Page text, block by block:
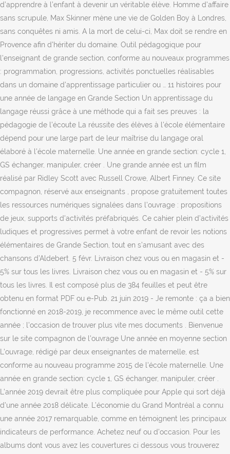
d’apprendre à l’enfant à devenir un véritable élève. Homme d'affaire
sans scrupule, Max Skinner mène une vie de Golden Boy à Londres,
sans conquêtes ni amis. A la mort de celui-ci, Max doit se rendre en
Provence afin d'hériter du domaine. Outil pédagogique pour
l'enseignant de grande section, conforme au nouveaux programmes
: programmation, progressions, activités ponctuelles réalisables
dans un domaine d'apprentissage particulier ou … 11 histoires pour
une année de langage en Grande Section Un apprentissage du
langage réussi grâce à une méthode qui a fait ses preuves : la
pédagogie de l'écoute La réussite des élèves à l'école élémentaire
dépend pour une large part de leur maîtrise du langage oral
élaboré à l'école maternelle. Une année en grande section: cycle 1,
GS échanger, manipuler, créer . Une grande année est un film
réalisé par Ridley Scott avec Russell Crowe, Albert Finney. Ce site
compagnon, réservé aux enseignants , propose gratuitement toutes
les ressources numériques signalées dans l'ouvrage : propositions
de jeux, supports d'activités préfabriqués. Ce cahier plein d’activités
ludiques et progressives permet à votre enfant de revoir les notions
élémentaires de Grande Section, tout en s’amusant avec des
chansons d’Aldebert. 5 févr. Livraison chez vous ou en magasin et -
5% sur tous les livres. Livraison chez vous ou en magasin et - 5% sur
tous les livres. Il est composé plus de 384 feuilles et peut être
obtenu en format PDF ou e-Pub. 21 juin 2019 - Je remonte : ça a bien
fonctionné en 2018-2019, je recommence avec le même outil cette
année ; l'occasion de trouver plus vite mes documents . Bienvenue
sur le site compagnon de l'ouvrage Une année en moyenne section
L'ouvrage, rédigé par deux enseignantes de maternelle, est
conforme au nouveau programme 2015 de l'école maternelle. Une
année en grande section: cycle 1, GS échanger, manipuler, créer .
L’année 2019 devrait être plus compliquée pour Apple qui sort déjà
d’une année 2018 délicate. L’économie du Grand Montréal a connu
une année 2017 remarquable, comme en témoignent les principaux
indicateurs de performance. Achetez neuf ou d'occasion. Pour les
albums dont vous avez les couvertures ci dessous vous trouverez